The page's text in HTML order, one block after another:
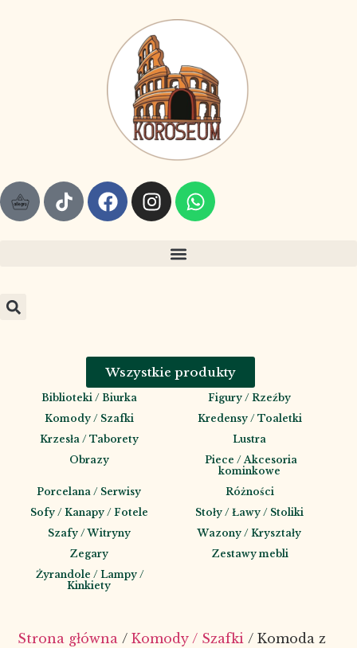
Wszystkie produkty
Biblioteki / Biurka
Figury / Rzeźby
Komody / Szafki
Kredensy / Toaletki
Krzesła / Taborety
Lustra
Obrazy
Piece / Akcesoria
kominkowe
Porcelana / Serwisy
Różności
Sofy / Kanapy / Fotele
Stoły / Ławy / Stoliki
Szafy / Witryny
Wazony / Kryształy
Zegary
Zestawy mebli
Żyrandole / Lampy /
Kinkiety
Strona główna /Komody / Szafki / Komoda z